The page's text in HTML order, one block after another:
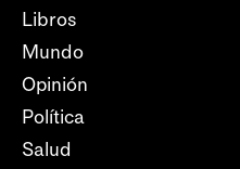
Libros
Mundo
Opinión
Política
Salud